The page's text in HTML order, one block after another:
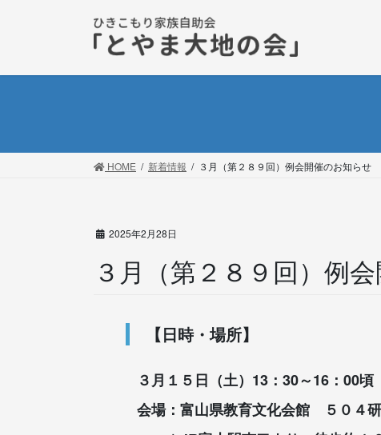
HOME 新着情報 ３月（第２８９回）例会開催のお知らせ
2025年2月28日
３月（第２８９回）例
【日時・場所】
３月１５日（土）13：30～16：00頃
会場：富山県教育文化会館 ５０